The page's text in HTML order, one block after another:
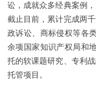
讼，成就众多经典案例
截止目前，累计完成两
政诉讼、商标侵权等各
余项国家知识产权局和
托的软课题研究、专利
托管项目。